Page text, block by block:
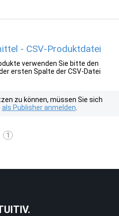
- CSV-Produktdatei
verwenden Sie bitte den
ersten Spalte der CSV-Datei
zu können, müssen Sie sich
als Publisher anmelden
1